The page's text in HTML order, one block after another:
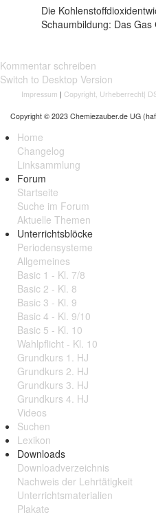
Die
Schaumbildung: Das Gas
Kommentar schreiben
Switch to Desktop Version
Impressum | Copyright, Urheberrecht|
Copyright © 2023 Chemiezauber.de UG
Home
Changelog
Linksammlung
Forum
Startseite
Suche im Forum
Aktuelle Themen
Unterrichtsblöcke
Periodensysteme
Allgemeines
Basic 1 - Kl. 7/8
Basic 2 - Kl. 8
Basic 3 - Kl. 9
Basic 4 - Kl. 9/10
Basic 5 - Kl. 10
Wahlpflicht - Kl. 10
Grundkurs 1. HJ
Grundkurs 2. HJ
Grundkurs 3. HJ
Grundkurs 4. HJ
Videos
Suchen
Lexikon
Downloads
Downloadverzeichnis
Nachweis der Lehrtätigkeit
Unterrichtsmaterialien
Plakate